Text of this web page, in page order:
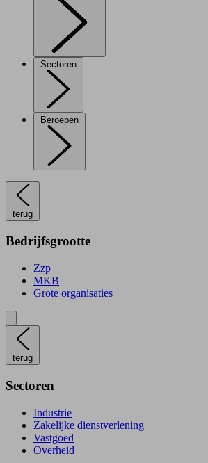
Sectoren
Beroepen
terug
Bedrijfsgrootte
Zzp
MKB
Grote organisaties
terug
Sectoren
Industrie
Zakelijke dienstverlening
Vastgoed
Overheid